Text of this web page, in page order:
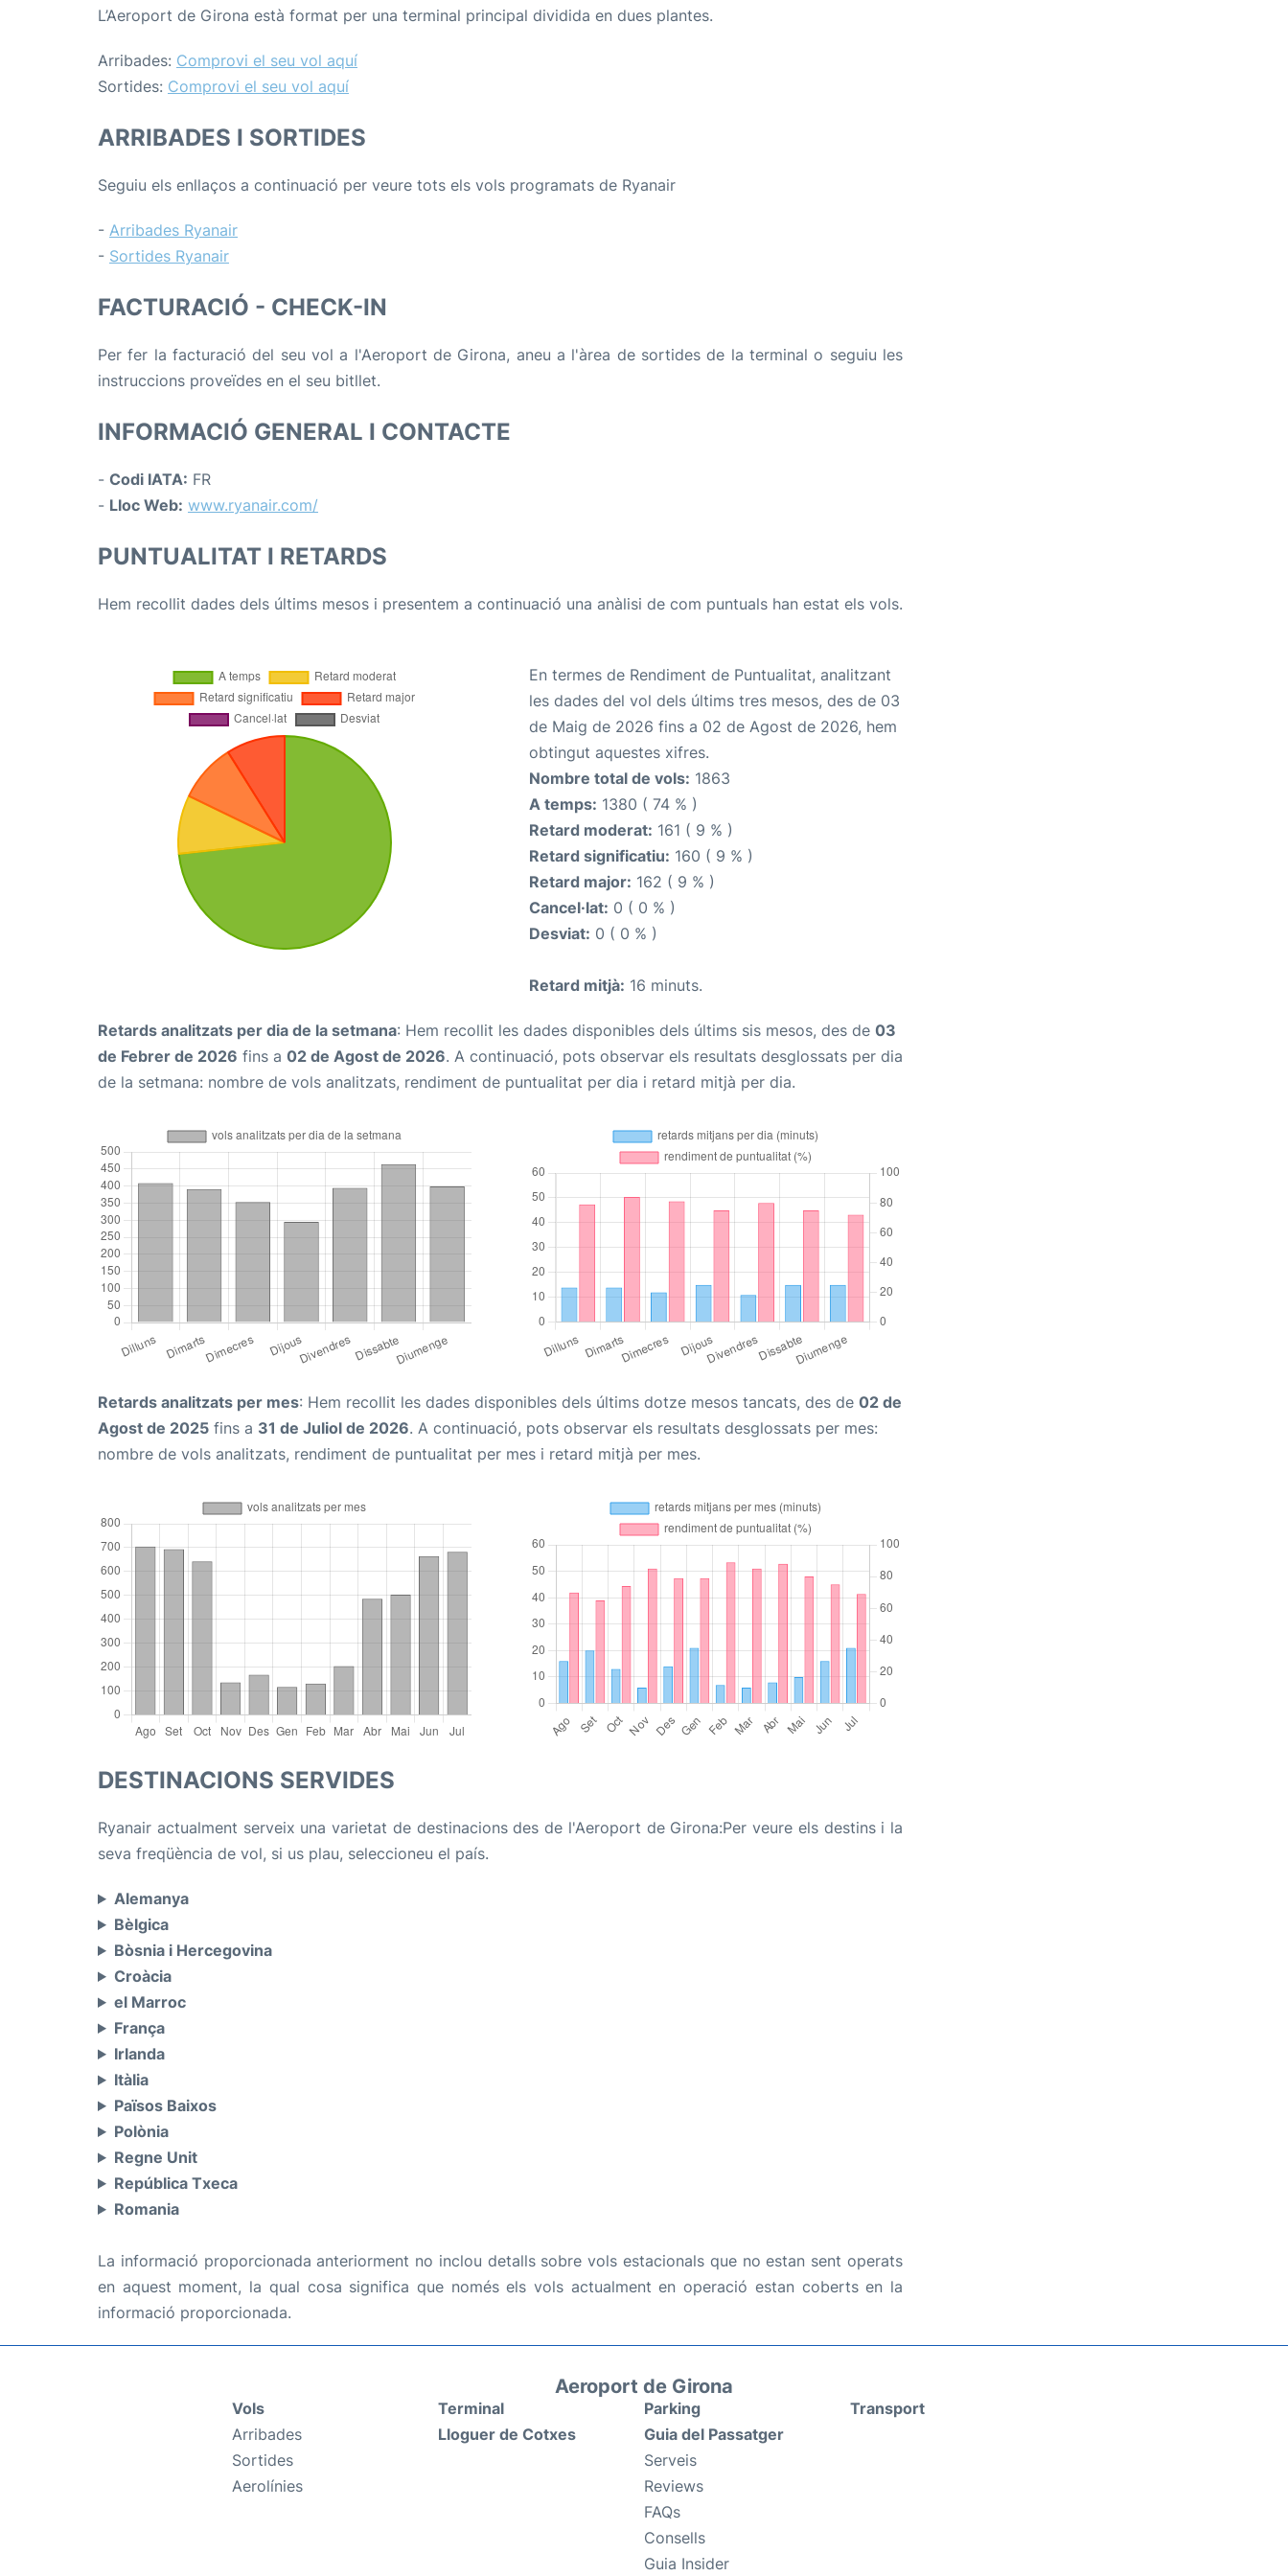
L’Aeroport de Girona està format per una terminal principal dividida en dues plantes.
Arribades: Comprovi el seu vol aquí
Sortides: Comprovi el seu vol aquí
ARRIBADES I SORTIDES
Seguiu els enllaços a continuació per veure tots els vols programats de Ryanair
- Arribades Ryanair
- Sortides Ryanair
FACTURACIÓ - CHECK-IN
Per fer la facturació del seu vol a l'Aeroport de Girona, aneu a l'àrea de sortides de la terminal o seguiu les
instruccions proveïdes en el seu bitllet.
INFORMACIÓ GENERAL I CONTACTE
- Codi IATA: FR
- Lloc Web: www.ryanair.com/
PUNTUALITAT I RETARDS
Hem recollit dades dels últims mesos i presentem a continuació una anàlisi de com puntuals han estat els vols.
En termes de Rendiment de Puntualitat, analitzant
les dades del vol dels últims tres mesos, des de 03
de Maig de 2026 fins a 02 de Agost de 2026, hem
obtingut aquestes xifres.
Nombre total de vols: 1863
A temps: 1380 ( 74 % )
Retard moderat: 161 ( 9 % )
Retard significatiu: 160 ( 9 % )
Retard major: 162 ( 9 % )
Cancel·lat: 0 ( 0 % )
Desviat: 0 ( 0 % )
Retard mitjà: 16 minuts.
Retards analitzats per dia de la setmana: Hem recollit les dades disponibles dels últims sis mesos, des de 03
de Febrer de 2026 fins a 02 de Agost de 2026. A continuació, pots observar els resultats desglossats per dia
de la setmana: nombre de vols analitzats, rendiment de puntualitat per dia i retard mitjà per dia.
Retards analitzats per mes: Hem recollit les dades disponibles dels últims dotze mesos tancats, des de 02 de
Agost de 2025 fins a 31 de Juliol de 2026. A continuació, pots observar els resultats desglossats per mes:
nombre de vols analitzats, rendiment de puntualitat per mes i retard mitjà per mes.
DESTINACIONS SERVIDES
Ryanair actualment serveix una varietat de destinacions des de l'Aeroport de Girona:Per veure els destins i la
seva freqüència de vol, si us plau, seleccioneu el país.
Alemanya
Bèlgica
Bòsnia i Hercegovina
Croàcia
el Marroc
França
Irlanda
Itàlia
Països Baixos
Polònia
Regne Unit
República Txeca
Romania
La informació proporcionada anteriorment no inclou detalls sobre vols estacionals que no estan sent operats
en aquest moment, la qual cosa significa que només els vols actualment en operació estan coberts en la
informació proporcionada.
Aeroport de Girona
Vols
Arribades
Sortides
Aerolínies
Terminal
Lloguer de Cotxes
Parking
Guia del Passatger
Serveis
Reviews
FAQs
Consells
Guia Insider
Transport